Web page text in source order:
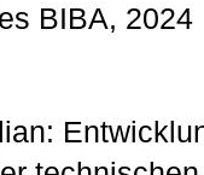
BIBA, 2024